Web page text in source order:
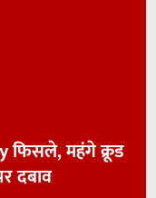
फिसले, महंगे क्रूड
दबाव